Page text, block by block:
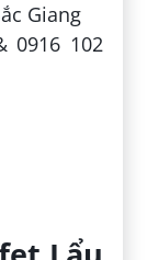
Giang
0916 102